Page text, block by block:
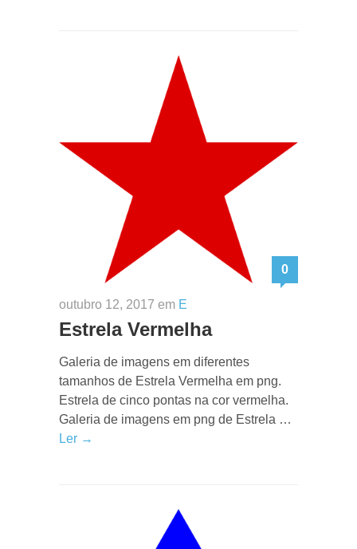
0
outubro 12, 2017 em E
Estrela Vermelha
Galeria de imagens em diferentes
tamanhos de Estrela Vermelha em png.
Estrela de cinco pontas na cor vermelha.
Galeria de imagens em png de Estrela …
Ler →